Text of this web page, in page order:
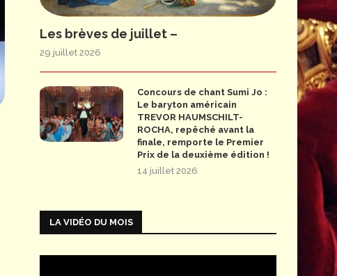
Les brèves de juillet –
29 juillet 2026
Concours de chant Sumi Jo :
Le baryton américain
TREVOR HAUMSCHILT-
ROCHA, repêché avant la
finale, remporte le Premier
Prix de la deuxième édition !
14 juillet 2026
LA VIDÉO DU MOIS